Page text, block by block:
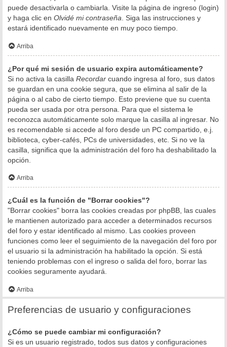
puede desactivarla o cambiarla. Visite la página de ingreso (login)
y haga clic en Olvidé mi contraseña. Siga las instrucciones y
estará identificado nuevamente en muy poco tiempo.
Arriba
¿Por qué mi sesión de usuario expira automáticamente?
Si no activa la casilla Recordar cuando ingresa al foro, sus datos
se guardan en una cookie segura, que se elimina al salir de la
página o al cabo de cierto tiempo. Esto previene que su cuenta
pueda ser usada por otra persona. Para que el sistema le
reconozca automáticamente solo marque la casilla al ingresar. No
es recomendable si accede al foro desde un PC compartido, e.j.
biblioteca, cyber-cafés, PCs de universidades, etc. Si no ve la
casilla, significa que la administración del foro ha deshabilitado la
opción.
Arriba
¿Cuál es la función de "Borrar cookies"?
"Borrar cookies" borra las cookies creadas por phpBB, las cuales
le mantienen autorizado para acceder a determinados recursos
del foro y estar identificado al mismo. Las cookies proveen
funciones como leer el seguimiento de la navegación del foro por
el usuario si la administración ha habilitado la opción. Si está
teniendo problemas con el ingreso o salida del foro, borrar las
cookies seguramente ayudará.
Arriba
Preferencias de usuario y configuraciones
¿Cómo se puede cambiar mi configuración?
Si es un usuario registrado, todos sus datos y configuraciones